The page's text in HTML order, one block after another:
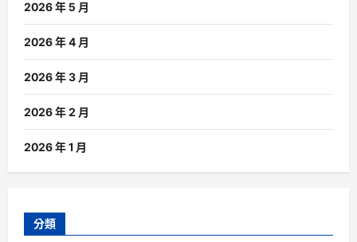
2026 年 5 月
2026 年 4 月
2026 年 3 月
2026 年 2 月
2026 年 1 月
分類